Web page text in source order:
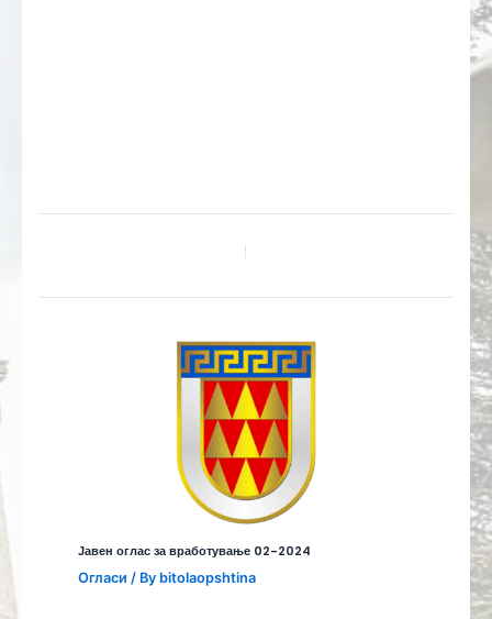
Јавен оглас за вработување 02-2024
Огласи / By bitolaopshtina